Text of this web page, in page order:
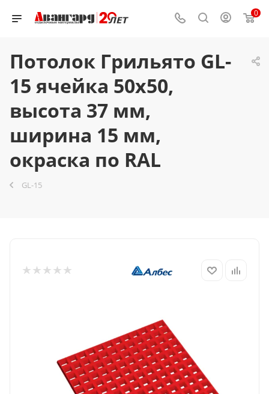
0
Потолок Грильято GL-
15 ячейка 50x50,
высота 37 мм,
ширина 15 мм,
окраска по RAL
GL-15